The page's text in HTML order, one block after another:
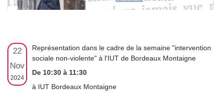
22
Nov
2024
Représentation dans le cadre de la semaine "intervention
sociale non-violente" à l'IUT de Bordeaux Montaigne
De 10:30 à 11:30
à IUT Bordeaux Montaigne